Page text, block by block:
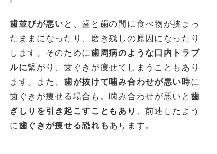
歯並びが悪い と、歯と歯の間に食べ物が挟まっ
たままになったり、磨き残しの原因になったり
します。そのために歯周病のような口内トラブ
ルに繋がり、歯ぐきが痩せてしまうこともあり
ます。また、歯が抜けて噛み合わせが悪い時に
歯ぐきが痩せる場合も。噛み合わせが悪いと 歯
ぎしりを引き起こすことも あり 、前述したよう
に歯ぐきが痩せる恐れも あります。